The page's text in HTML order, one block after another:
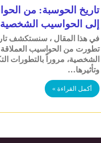
تاريخ الحوسبة: من
إلى الحواسيب
في هذا المقال ، سنستكشف
تطورت من الحواسيب
الشخصية، مروراً بالتطورات
وتأثيرها…
أكمل القراءة »